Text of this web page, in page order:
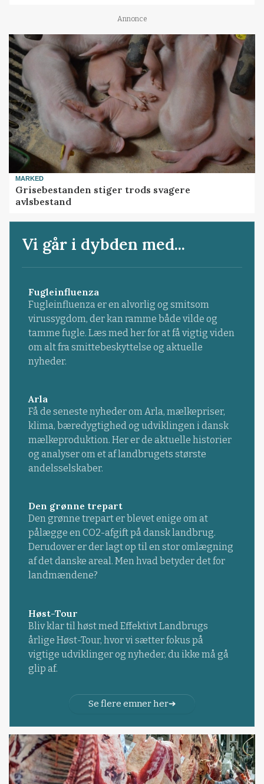
Annonce
MARKED
Grisebestanden stiger trods svagere
avlsbestand
Vi går i dybden med...
Fugleinfluenza
Fugleinfluenza er en alvorlig og smitsom
virussygdom, der kan ramme både vilde og
tamme fugle. Læs med her for at få vigtig viden
om alt fra smittebeskyttelse og aktuelle
nyheder.
Arla
Få de seneste nyheder om Arla, mælkepriser,
klima, bæredygtighed og udviklingen i dansk
mælkeproduktion. Her er de aktuelle historier
og analyser om et af landbrugets største
andelsselskaber.
Den grønne trepart
Den grønne trepart er blevet enige om at
pålægge en CO2-afgift på dansk landbrug.
Derudover er der lagt op til en stor omlægning
af det danske areal. Men hvad betyder det for
landmændene?
Høst-Tour
Bliv klar til høst med Effektivt Landbrugs
årlige Høst-Tour, hvor vi sætter fokus på
vigtige udviklinger og nyheder, du ikke må gå
glip af.
Se flere emner her